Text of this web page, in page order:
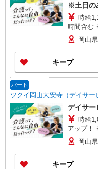
※土日の
時給1,147円
時間含む
岡山
キープ
パート
ツクイ岡山大安寺（デイサー
デイサ
時給1,047円
アップ！
岡山
キープ